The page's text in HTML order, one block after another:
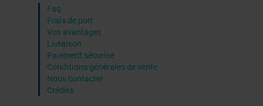
Faq
Frais de port
Vos avantages
Livraison
Paiement sécurisé
Conditions générales de vente
Nous contacter
Crédits